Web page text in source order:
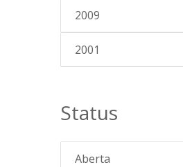
2009
2001
Status
Aberta